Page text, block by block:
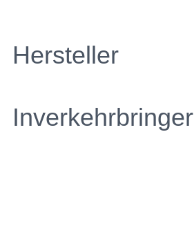
Hersteller
Inverkehrbringer